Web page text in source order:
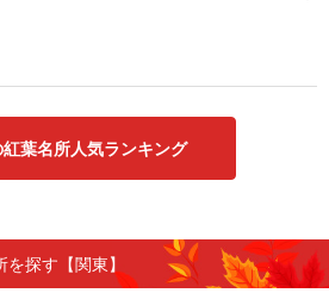
葉名所人気ランキング
探す【関東】